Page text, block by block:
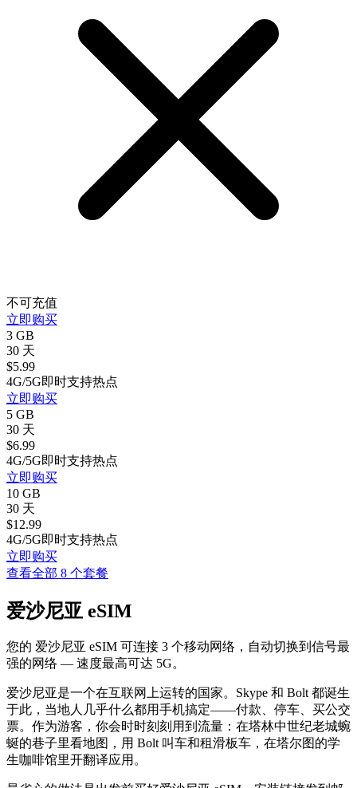
不可充值
立即购买
3 GB
30 天
$5.99
4G/5G即时支持热点
立即购买
5 GB
30 天
$6.99
4G/5G即时支持热点
立即购买
10 GB
30 天
$12.99
4G/5G即时支持热点
立即购买
查看全部 8 个套餐
爱沙尼亚 eSIM
您的 爱沙尼亚 eSIM 可连接 3 个移动网络，自动切换到信号最
强的网络 — 速度最高可达 5G。
爱沙尼亚是一个在互联网上运转的国家。Skype 和 Bolt 都诞生
于此，当地人几乎什么都用手机搞定——付款、停车、买公交
票。作为游客，你会时时刻刻用到流量：在塔林中世纪老城蜿
蜒的巷子里看地图，用 Bolt 叫车和租滑板车，在塔尔图的学
生咖啡馆里开翻译应用。